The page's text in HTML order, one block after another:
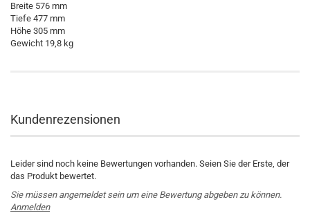
Breite 576 mm
Tiefe 477 mm
Höhe 305 mm
Gewicht 19,8 kg
Kundenrezensionen
Leider sind noch keine Bewertungen vorhanden. Seien Sie der Erste, der
das Produkt bewertet.
Sie müssen angemeldet sein um eine Bewertung abgeben zu können.
Anmelden